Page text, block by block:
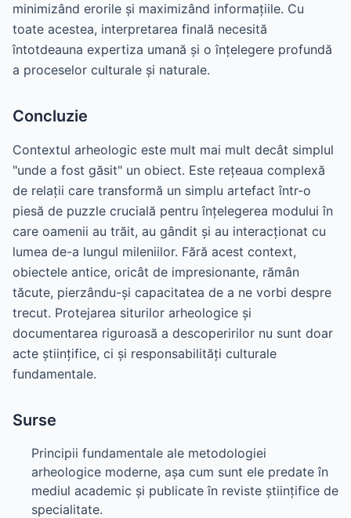
minimizând erorile și maximizând informațiile. Cu
toate acestea, interpretarea finală necesită
întotdeauna expertiza umană și o înțelegere profundă
a proceselor culturale și naturale.
Concluzie
Contextul arheologic este mult mai mult decât simplul
"unde a fost găsit" un obiect. Este rețeaua complexă
de relații care transformă un simplu artefact într-o
piesă de puzzle crucială pentru înțelegerea modului în
care oamenii au trăit, au gândit și au interacționat cu
lumea de-a lungul mileniilor. Fără acest context,
obiectele antice, oricât de impresionante, rămân
tăcute, pierzându-și capacitatea de a ne vorbi despre
trecut. Protejarea siturilor arheologice și
documentarea riguroasă a descoperirilor nu sunt doar
acte științifice, ci și responsabilități culturale
fundamentale.
Surse
Principii fundamentale ale metodologiei
arheologice moderne, așa cum sunt ele predate în
mediul academic și publicate în reviste științifice de
specialitate.